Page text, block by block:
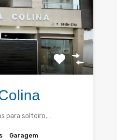
para solteiro,…
Garagem